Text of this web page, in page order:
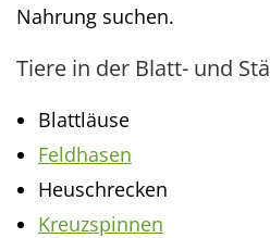
Nahrung suchen.
Tiere in der Blatt- und
Blattläuse
Feldhasen
Heuschrecken
Kreuzspinnen